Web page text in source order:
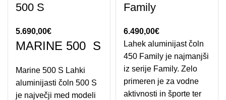
500 S
5.690,00€
MARINE 500 S
Marine 500 S Lahki
aluminijasti čoln 500 S
je največji med modeli
Family
6.490,00€
Lahek aluminijast čoln
450 Family je najmanjši
iz serije Family. Zelo
primeren je za vodne
aktivnosti in športe ter